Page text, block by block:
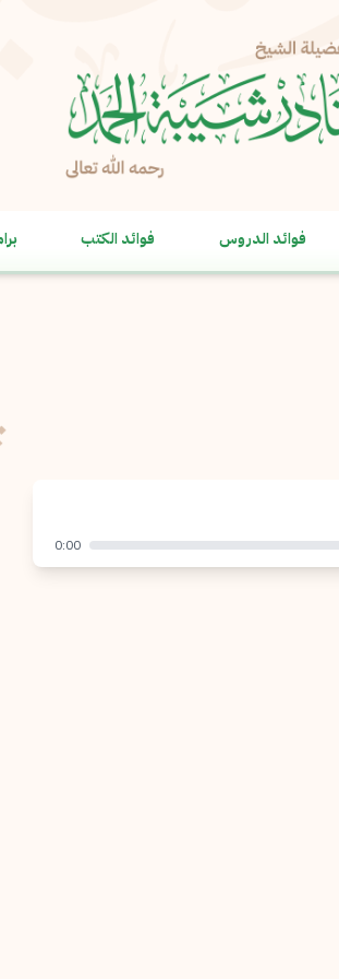
فوائد الدروس فوائد الكتب
الإبلاغ عن مشكلة
نسخ
0:00